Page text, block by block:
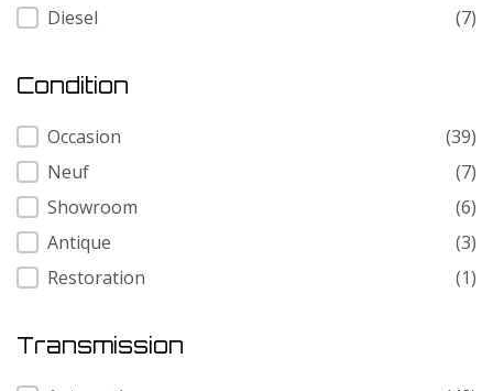
Diesel
(7)
Condition
Condition
Occasion
(39)
Neuf
(7)
Showroom
(6)
Antique
(3)
Restoration
(1)
Transmission